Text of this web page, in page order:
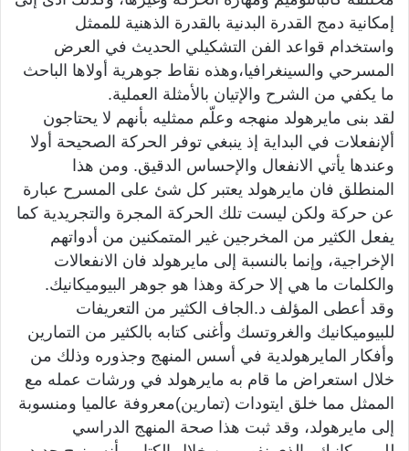
إمكانية دمج القدرة البدنية بالقدرة الذهنية للممثل
واستخدام قواعد الفن التشكيلي الحديث في العرض
المسرحي والسينغرافيا،وهذه نقاط جوهرية أولاها الباحث
ما يكفي من الشرح والإتيان بالأمثلة العملية.
لقد بنى مايرهولد منهجه وعلّم ممثليه بأنهم لا يحتاجون
ألإنفعلات في البداية إذ ينبغي توفر الحركة الصحيحة أولا
وعندها يأتي الانفعال والإحساس الدقيق. ومن هذا
المنطلق فان مايرهولد يعتبر كل شئ على المسرح عبارة
عن حركة ولكن ليست تلك الحركة المجرة والتجريدية كما
يفعل الكثير من المخرجين غير المتمكنين من أدواتهم
الإخراجية، وإنما بالنسبة إلى مايرهولد فان الانفعالات
والكلمات ما هي إلا حركة وهذا هو جوهر البيوميكانيك.
وقد أعطى المؤلف د.الجاف الكثير من التعريفات
للبيوميكانيك والغروتسك وأغنى كتابه بالكثير من التمارين
وأفكار المايرهولدية في أسس المنهج وجذوره وذلك من
خلال استعراض ما قام به مايرهولد في ورشات عمله مع
الممثل مما خلق ايتودات (تمارين)معروفة عالميا ومنسوبة
إلى مايرهولد، وقد ثبت هذا صحة المنهج الدراسي